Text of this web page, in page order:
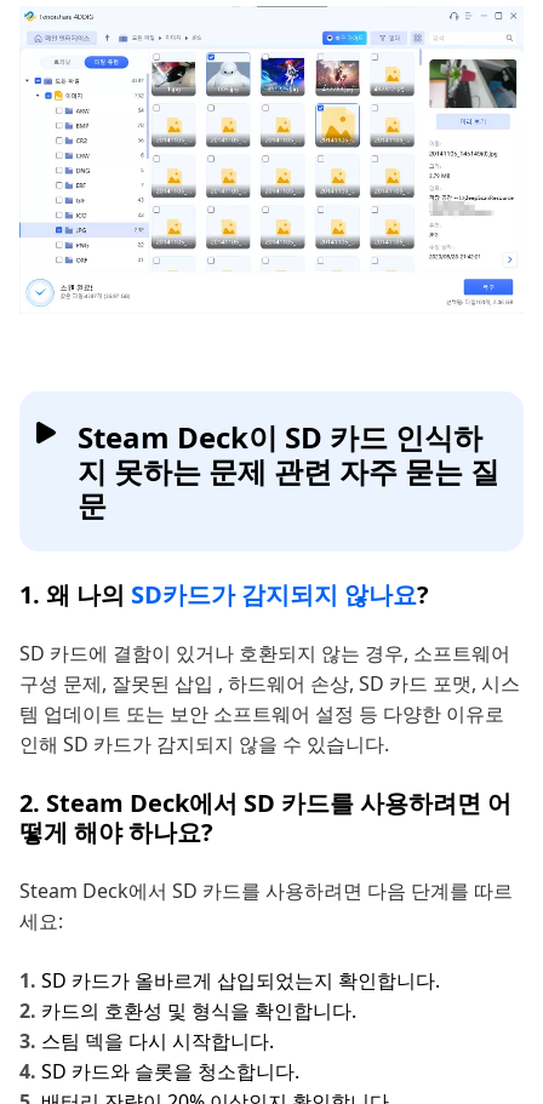
Steam Deck이 SD 카드 인식하
지 못하는 문제 관련 자주 묻는 질
문
1. 왜 나의 SD카드가 감지되지 않나요?
SD 카드에 결함이 있거나 호환되지 않는 경우, 소프트웨어
구성 문제, 잘못된 삽입 , 하드웨어 손상, SD 카드 포맷, 시스
템 업데이트 또는 보안 소프트웨어 설정 등 다양한 이유로
인해 SD 카드가 감지되지 않을 수 있습니다.
2. Steam Deck에서 SD 카드를 사용하려면 어
떻게 해야 하나요?
Steam Deck에서 SD 카드를 사용하려면 다음 단계를 따르
세요:
SD 카드가 올바르게 삽입되었는지 확인합니다.
카드의 호환성 및 형식을 확인합니다.
스팀 덱을 다시 시작합니다.
SD 카드와 슬롯을 청소합니다.